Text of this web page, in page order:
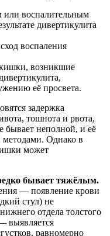
или воспалительным
дивертикулита
воспаления
возникшие
её просвета.
задержка
тошнота и рвота,
бывает неполной, и её
методами. Однако в
может
бывает тяжёлым.
— появление крови
стул) не
отдела толстого
выявляется
равномерно